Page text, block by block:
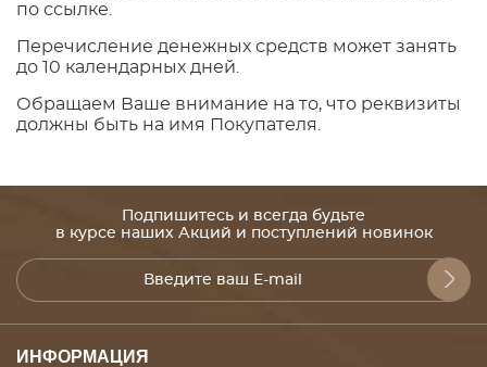
по ссылке.
Перечисление денежных средств может занять
до 10 календарных дней.
Обращаем Ваше внимание на то, что реквизиты
должны быть на имя Покупателя.
Подпишитесь и всегда будьте
в курсе наших Акций и поступлений новинок
ИНФОРМАЦИЯ